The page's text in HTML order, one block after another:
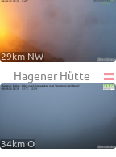
29km NW
Hagener Hütte
34km O